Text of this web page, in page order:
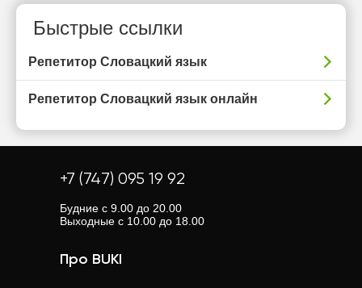
Быстрые ссылки
Репетитор Словацкий язык
Репетитор Словацкий язык онлайн
+7 (747) 095 19 92
Будние с 9.00 до 20.00
Выходные с 10.00 до 18.00
Про BUKI